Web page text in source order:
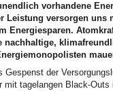
vorhandene
Leistung versorgen uns
Energiesparen.
nachhaltige,
Gespenst der
tagelangen Black-